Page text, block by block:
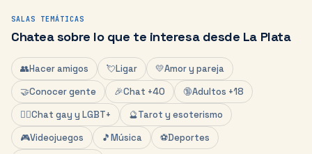
SALAS TEMÁTICAS
Chatea sobre lo que te interesa desde La Plata
👥Hacer amigos 💘Ligar 💛Amor y pareja
🤝Conocer gente 🎉Chat +40 🔞Adultos +18
🏳️‍🌈Chat gay y LGBT+ 🔮Tarot y esoterismo
🎮Videojuegos 🎵Música ⚽Deportes